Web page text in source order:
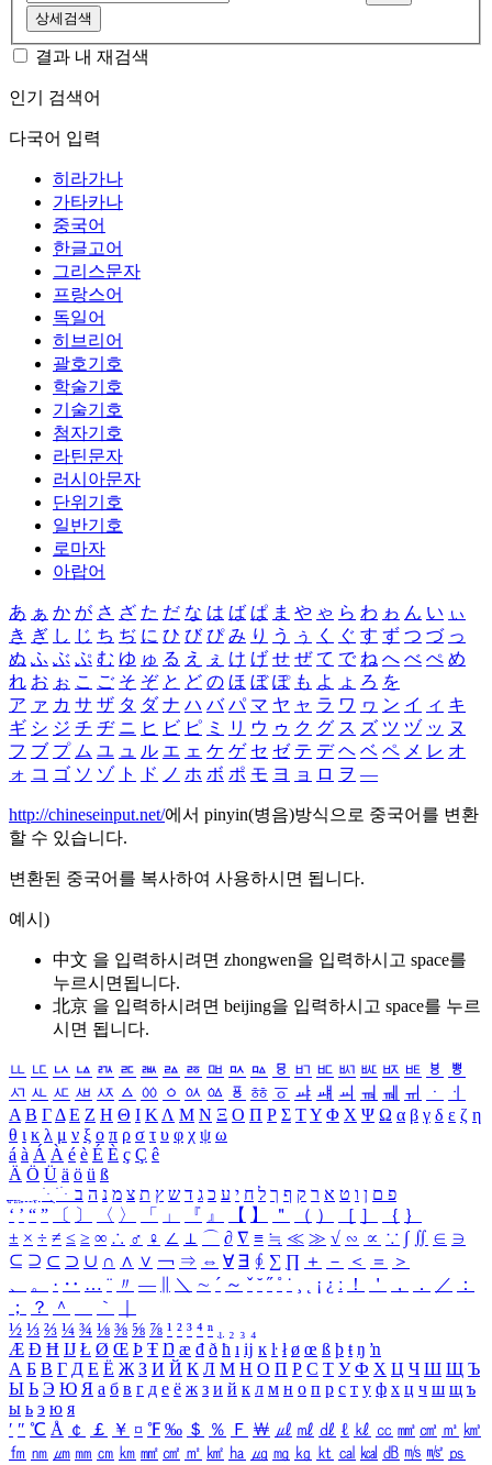
상세검색
결과 내 재검색
인기 검색어
다국어 입력
히라가나
가타카나
중국어
한글고어
그리스문자
프랑스어
독일어
히브리어
괄호기호
학술기호
기술기호
첨자기호
라틴문자
러시아문자
단위기호
일반기호
로마자
아랍어
あ ぁ か が さ ざ た だ な は ば ぱ ま や ゃ ら わ ゎ ん い ぃ
き ぎ し じ ち ぢ に ひ び ぴ み り う ぅ く ぐ す ず つ づ っ
ぬ ふ ぶ ぷ む ゆ ゅ る え ぇ け げ せ ぜ て で ね へ べ ぺ め
れ お ぉ こ ご そ ぞ と ど の ほ ぼ ぽ も よ ょ ろ を
ア ァ カ サ ザ タ ダ ナ ハ バ パ マ ヤ ャ ラ ワ ヮ ン イ ィ キ
ギ シ ジ チ ヂ ニ ヒ ビ ピ ミ リ ウ ゥ ク グ ス ズ ツ ヅ ッ ヌ
フ ブ プ ム ユ ュ ル エ ェ ケ ゲ セ ゼ テ デ ヘ ベ ペ メ レ オ
ォ コ ゴ ソ ゾ ト ド ノ ホ ボ ポ モ ヨ ョ ロ ヲ ―
http://chineseinput.net/에서 pinyin(병음)방식으로 중국어를 변환
할 수 있습니다.
변환된 중국어를 복사하여 사용하시면 됩니다.
예시)
中文 을 입력하시려면 zhongwen을 입력하시고 space를
누르시면됩니다.
北京 을 입력하시려면 beijing을 입력하시고 space를 누르
시면 됩니다.
ㅥ ㅦ ㅧ ㅨ ㅩ ㅪ ㅫ ㅬ ㅭ ㅮ ㅯ ㅰ ㅱ ㅲ ㅳ ㅴ ㅵ ㅶ ㅷ ㅸ
ㅹ
ㅺ ㅻ ㅼ ㅽ ㅾ ㅿ ㆀ ㆁ ㆂ ㆃ ㆄ ㆅ ㆆ ㆇ ㆈ ㆉ ㆊ ㆋ ㆌ ㆍ
ㆎ
Α Β ΓΔ Ε Ζ Η Θ Ι ΚΛ Μ Ν Ξ Ο Π Ρ Σ ΤΥ Φ Χ Ψ Ω α β γ δ ε ζ η
θ ι κ λ μ ν ξ ο π ρ σ τ υ φ χ ψ ω
á à Á À é è É È ç Ç ê
Ä Ö Ü ä ö ü ß
ִֶֹ ֻּ ׁׂ פ ם ן ו ט א ר ק ף ך ל ח י ע כ ג ד ש ץ ת צ מ נ ה ב
‘ ’ “ ” 〔 〕 〈 〉 「 」 『 』 【 】 ＂ （ ） ［ ］ ｛ ｝
± × ÷ ≠ ≤ ≥ ∞ ∴ ♂ ♀ ∠ ⊥ ⌒ ∂ ∇ ≡ ≒ ≪ ≫ √ ∽ ∝ ∵ ∫ ∬ ∈ ∋
⊆ ⊇ ⊂ ⊃ ∪ ∩ ∧ ∨ ￢ ⇒ ⇔ ∀ ∃ ∮ ∑ ∏ ＋ － ＜ ＝
＞
、
。 · ‥ … ¨ 〃 ― ＼ ∼ ´ ～ ˇ ˘ ˝ ˚ ˙ ¸ ¡ ¿ ː ！ ＇ ， ． ／
：
；
？ ＾ ｀
½ ⅓ ⅔ ¼ ¾ ⅛ ⅜ ⅝ ⅞ ¹ ² ³ ⁴ ⁿ ₁ ₂ ₃ ₄
Æ Ð Ħ Ĳ Ł Ø Œ Þ Ŧ Ŋ æ đ ð ħ ı ĳ ĸ ŀ ł ø œ ß þ ŧ ŋ ŉ
А Б В Г Д Е Ё Ж З И Й К Л М Н О П Р С Т У Ф Х Ц Ч Ш Щ Ъ
Ы Ь Э Ю Я а б в г д е ё ж з и й к л м н о п р с т у ф х ц ч ш щ ъ
ы ь э ю я
′ ″ ℃ Å ￠ ￡ ￥ ¤ ℉ ‰ ＄ ％ Ｆ ￦ ㎕ ㎖ ㎗ ℓ ㎘ ㏄ ㎣ ㎤ ㎥ ㎦
㎙ ㎚ ㎛ ㎜ ㎝ ㎞ ㎟ ㎠ ㎡ ㎢ ㏊ ㎍ ㎎ ㎏ ㏏ ㎈ ㎉ ㏈ ㎧ ㎨ ㎰